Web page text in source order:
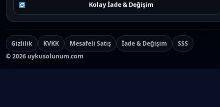
Kolay İade & Değişim
Gizlilik KVKK Mesafeli Satış İade & Değişim
SSS
©2026 uykusolunum.com